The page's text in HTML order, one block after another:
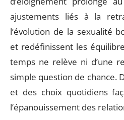
ajustements liés à la
l’évolution de la sexualité
et redéfinissent les
temps ne relève ni d’une
simple question de chance.
et des choix quotidiens
l’épanouissement des